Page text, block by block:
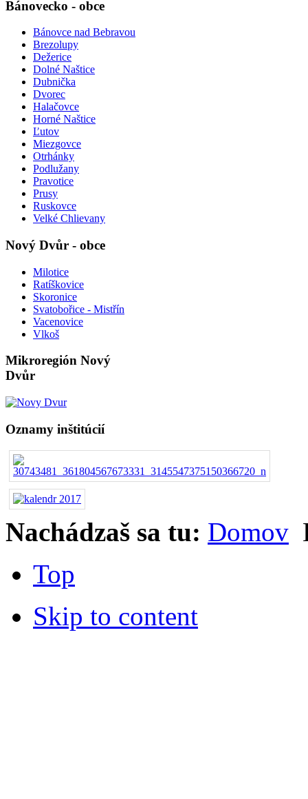
Bánovecko - obce
Bánovce nad Bebravou
Brezolupy
Dežerice
Dolné Naštice
Dubnička
Dvorec
Halačovce
Horné Naštice
Ľutov
Miezgovce
Otrhánky
Podlužany
Pravotice
Prusy
Ruskovce
Velké Chlievany
Nový Dvůr - obce
Milotice
Ratíškovice
Skoronice
Svatobořice - Mistřín
Vacenovice
Vlkoš
Mikroregión Nový
Dvůr
Oznamy inštitúcií
Nachádzaš sa tu: Domov
Top
Skip to content